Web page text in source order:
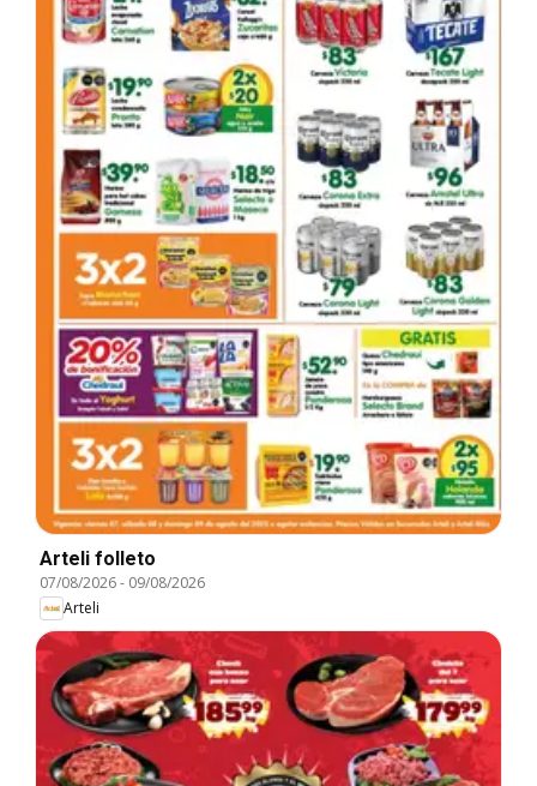
Arteli folleto
07/08/2026- 09/08/2026
Arteli